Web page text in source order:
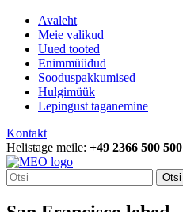
Avaleht
Meie valikud
Uued tooted
Enimmüüdud
Sooduspakkumised
Hulgimüük
Lepingust taganemine
Kontakt
Helistage meile: +49 2366 500 500
Otsi